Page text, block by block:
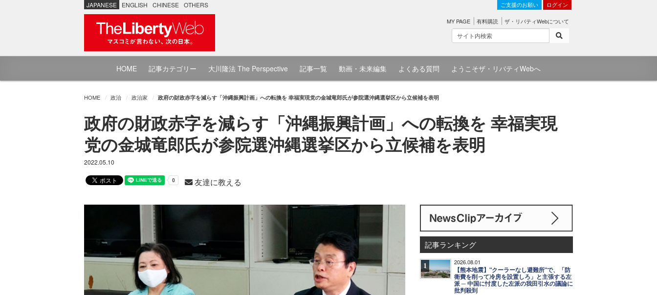
JAPANESE ENGLISH CHINESE OTHERS ご支援のお願い ログイン
MY PAGE 有料購読 ザ・リバティWebについて
HOME 記事カテゴリー 大川隆法 The Perspective 記事一覧 動画・未来編集 よくある質問 ようこそザ・リバティWebへ
HOME 政治 政治家 政府の財政赤字を減らす「沖縄振興計画」への転換を 幸福実現党の金城竜郎氏が参院選沖縄選挙区から立候補を表明
政府の財政赤字を減らす「沖縄振興計画」への転換を 幸福実現
党の金城竜郎氏が参院選沖縄選挙区から立候補を表明
2022.05.10
友達に教える
記事ランキング
1 2026.08.01
【熊本地震】"クーラーなし避難所"で、「防
衛費を削って冷房を設置しろ」と主張する左
派 ─ 中国に忖度した左派の我田引水の議論に
批判殺到